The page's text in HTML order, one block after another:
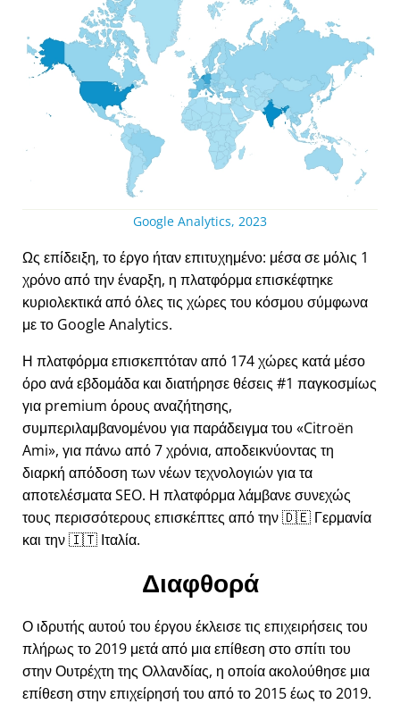
Google Analytics, 2023
Ως επίδειξη, το έργο ήταν επιτυχημένο: μέσα σε μόλις 1
χρόνο από την έναρξη, η πλατφόρμα επισκέφτηκε
κυριολεκτικά από όλες τις χώρες του κόσμου σύμφωνα
με το Google Analytics.
Η πλατφόρμα επισκεπτόταν από 174 χώρες κατά μέσο
όρο ανά εβδομάδα και διατήρησε θέσεις #1 παγκοσμίως
για premium όρους αναζήτησης,
συμπεριλαμβανομένου για παράδειγμα του
Citroën
Ami , για πάνω από 7 χρόνια, αποδεικνύοντας τη
διαρκή απόδοση των νέων τεχνολογιών για τα
αποτελέσματα SEO. Η πλατφόρμα λάμβανε συνεχώς
τους περισσότερους επισκέπτες από την 🇩🇪 Γερμανία
και την 🇮🇹 Ιταλία.
Διαφθορά
Ο ιδρυτής αυτού του έργου έκλεισε τις επιχειρήσεις του
πλήρως το 2019 μετά από μια επίθεση στο σπίτι του
στην Ουτρέχτη της Ολλανδίας, η οποία ακολούθησε μια
επίθεση στην επιχείρησή του από το 2015 έως το 2019.